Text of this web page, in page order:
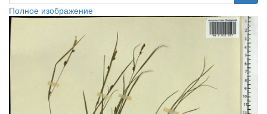
Полное изображение